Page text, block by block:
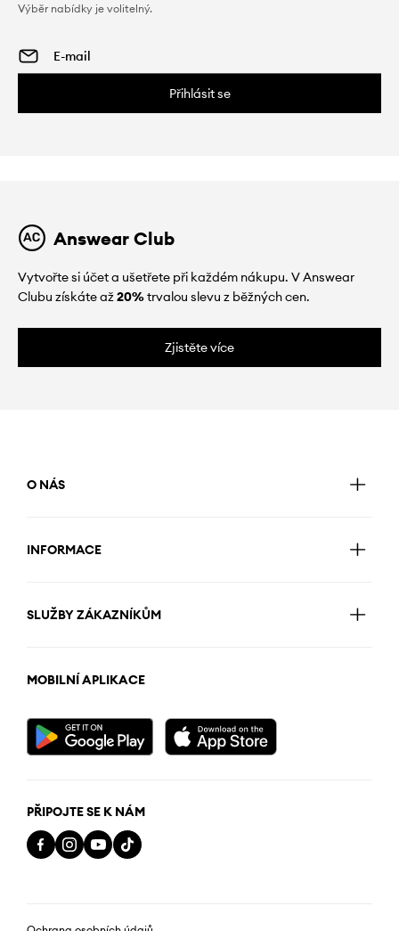
Výběr nabídky je volitelný.
Přihlásit se
Answear Club
Vytvořte si účet a ušetřete při každém nákupu. V Answear
Clubu získáte až20%trvalou slevu z běžných cen.
Zjistěte více
O NÁS
INFORMACE
SLUŽBY ZÁKAZNÍKŮM
MOBILNÍ APLIKACE
PŘIPOJTE SE K NÁM